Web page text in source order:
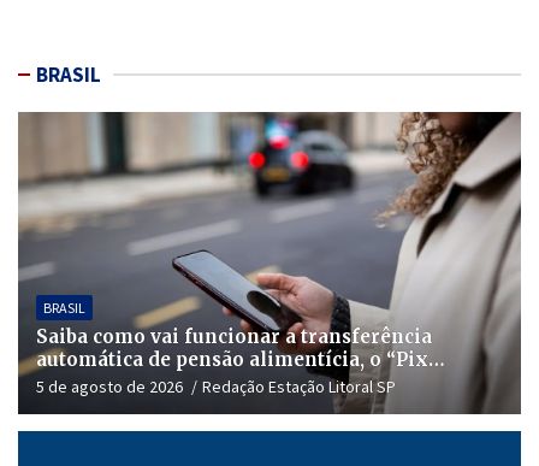
BRASIL
BRASIL
Saiba como vai funcionar a transferência
automática de pensão alimentícia, o “Pix
Pensão”
5 de agosto de 2026 Redação Estação Litoral SP